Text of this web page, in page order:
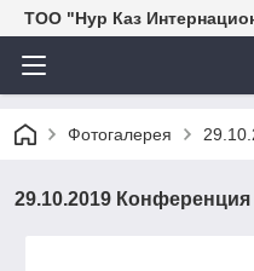
ТОО "Нур Каз
Фотогалерея
29.10.2019 Конференция